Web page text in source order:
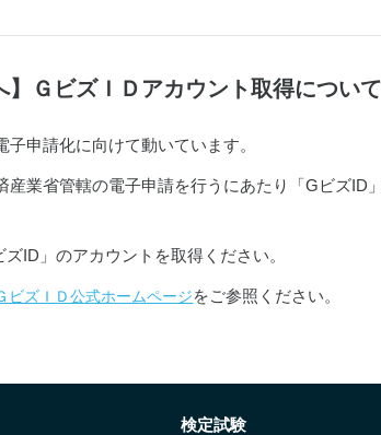
】ＧビズＩＤアカウント取得について
申請化に向けて動いています。
産業省管轄の電子申請を行うにあたり「GビズID
ID」のアカウントを取得ください。
ビズＩＤ公式ホームページをご参照ください。
検定試験